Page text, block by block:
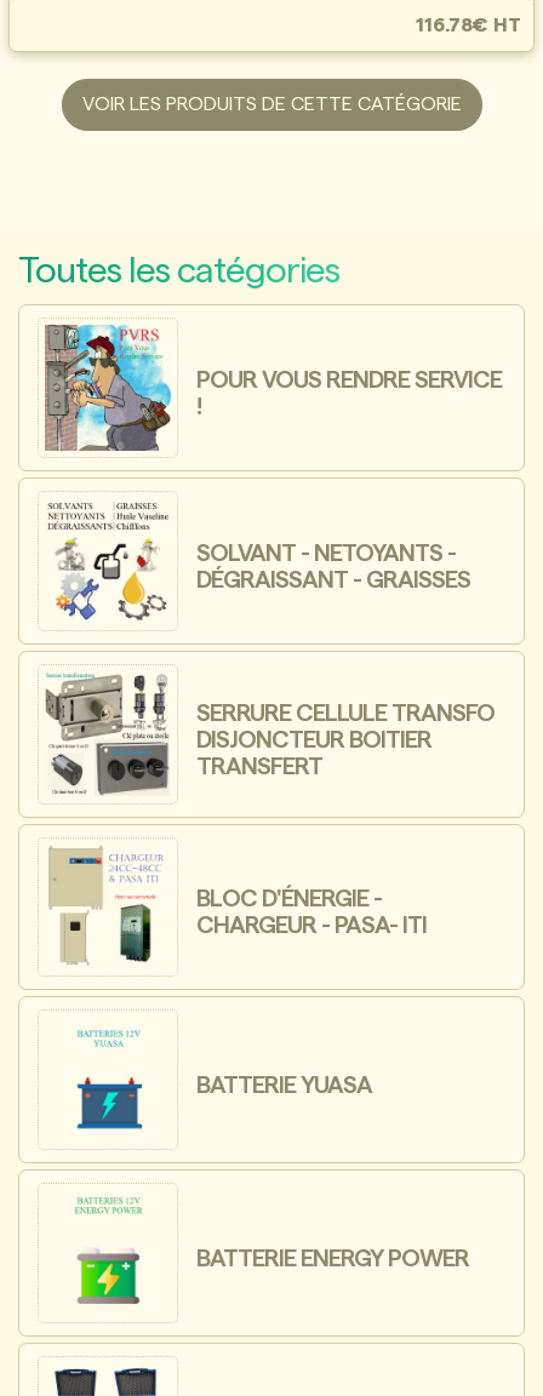
116.78€ HT
VOIR LES PRODUITS DE CETTE CATÉGORIE
Toutes les catégories
POUR VOUS RENDRE SERVICE
!
SOLVANT - NETOYANTS -
DÉGRAISSANT - GRAISSES
SERRURE CELLULE TRANSFO
DISJONCTEUR BOITIER
TRANSFERT
BLOC D'ÉNERGIE -
CHARGEUR - PASA- ITI
BATTERIE YUASA
BATTERIE ENERGY POWER